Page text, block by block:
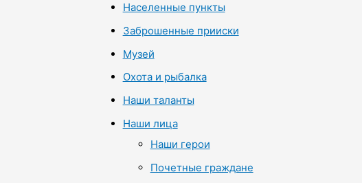
Населенные пункты
Заброшенные прииски
Музей
Охота и рыбалка
Наши таланты
Наши лица
Наши герои
Почетные граждане